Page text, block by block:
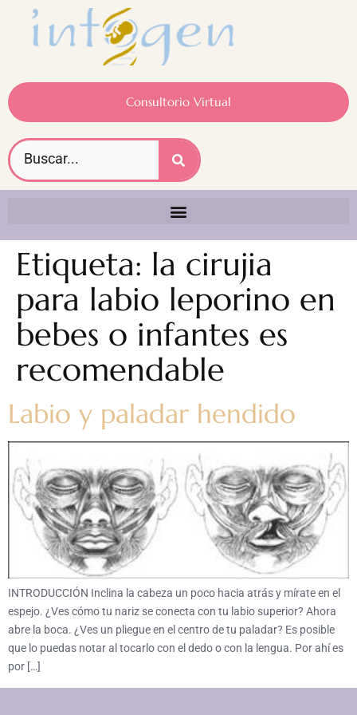
Consultorio Virtual
Etiqueta: la cirujia
para labio leporino en
bebes o infantes es
recomendable
Labio y paladar hendido
INTRODUCCIÓN Inclina la cabeza un poco hacia atrás y mírate en el
espejo. ¿Ves cómo tu nariz se conecta con tu labio superior? Ahora
abre la boca. ¿Ves un pliegue en el centro de tu paladar? Es posible
que lo puedas notar al tocarlo con el dedo o con la lengua. Por ahí es
por […]